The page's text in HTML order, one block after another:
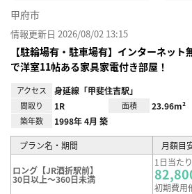
甲府市
情報更新日 2026/08/02 13:15
【駐輪場有・駐車場有】インターネッ
で洋室11帖ある家具家電付き部屋！
アクセス 身延線「甲斐住吉駅」
間取り 1R 面積 23.96m²
築年数 1998年 4月 築
プラン名・期間 月額目
ロング【JR酒折駅前】
30日以上～360日未満
1日当た
初期費用